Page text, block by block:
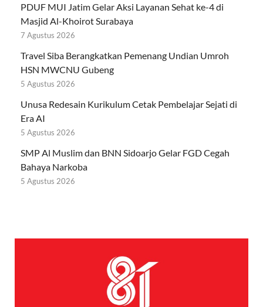
PDUF MUI Jatim Gelar Aksi Layanan Sehat ke-4 di
Masjid Al-Khoirot Surabaya
7 Agustus 2026
Travel Siba Berangkatkan Pemenang Undian Umroh
HSN MWCNU Gubeng
5 Agustus 2026
Unusa Redesain Kurikulum Cetak Pembelajar Sejati di
Era AI
5 Agustus 2026
SMP Al Muslim dan BNN Sidoarjo Gelar FGD Cegah
Bahaya Narkoba
5 Agustus 2026